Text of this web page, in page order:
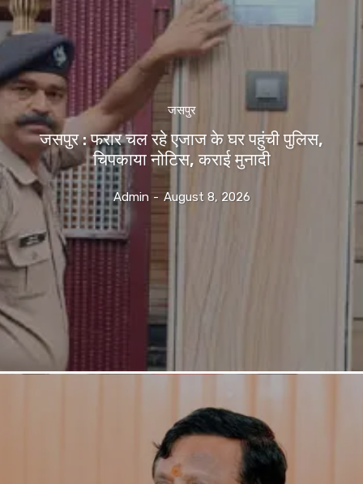
जसपुर
जसपुर : फरार चल रहे एजाज के घर पहुंची पुलिस,
चिपकाया नोटिस, कराई मुनादी
Admin - August 8, 2026